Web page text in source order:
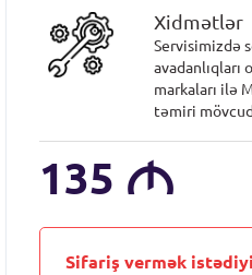
Xidmətlər
Servisimizdə
avadanlıqları
markaları ilə
təmiri
135 M
Sifariş vermək